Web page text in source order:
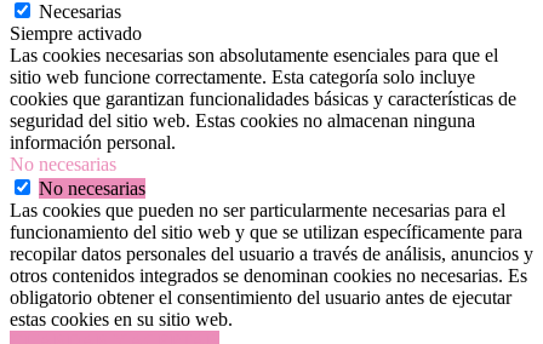
Necesarias
Siempre activado
Las cookies necesarias son absolutamente esenciales para que el
sitio web funcione correctamente. Esta categoría solo incluye
cookies que garantizan funcionalidades básicas y características de
seguridad del sitio web. Estas cookies no almacenan ninguna
información personal.
No necesarias
No necesarias
Las cookies que pueden no ser particularmente necesarias para el
funcionamiento del sitio web y que se utilizan específicamente para
recopilar datos personales del usuario a través de análisis, anuncios y
otros contenidos integrados se denominan cookies no necesarias. Es
obligatorio obtener el consentimiento del usuario antes de ejecutar
estas cookies en su sitio web.